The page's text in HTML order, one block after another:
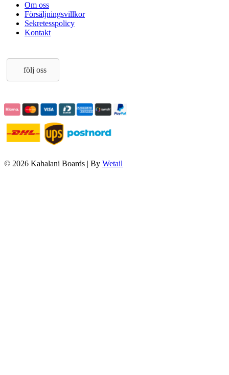
Om oss
Försäljningsvillkor
Sekretesspolicy
Kontakt
följ oss
© 2026 Kahalani Boards | By Wetail